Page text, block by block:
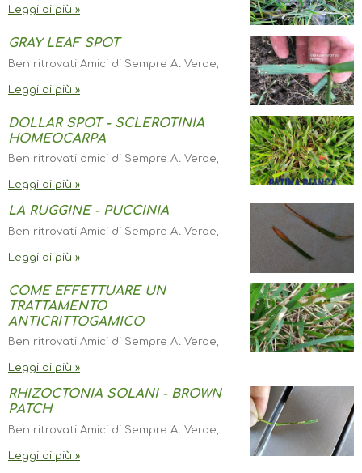
Leggi di più »
GRAY LEAF SPOT
Ben ritrovati Amici di Sempre Al Verde,
Leggi di più »
DOLLAR SPOT - SCLEROTINIA
HOMEOCARPA
Ben ritrovati amici di Sempre Al Verde,
Leggi di più »
LA RUGGINE - PUCCINIA
Ben ritrovati Amici di Sempre Al Verde,
Leggi di più »
COME EFFETTUARE UN
TRATTAMENTO
ANTICRITTOGAMICO
Ben ritrovati Amici di Sempre Al Verde,
Leggi di più »
RHIZOCTONIA SOLANI - BROWN
PATCH
Ben ritrovati Amici di Sempre Al Verde,
Leggi di più »